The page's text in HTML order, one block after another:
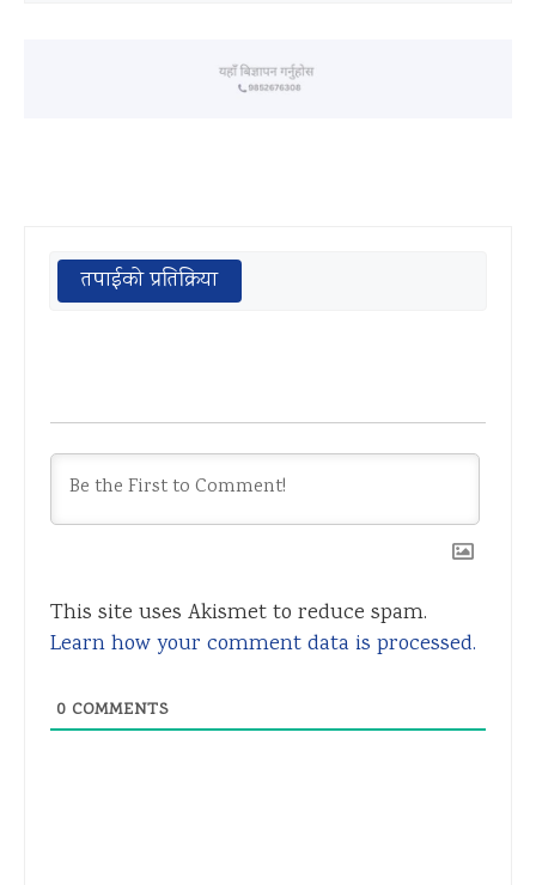
तपाईको प्रतिक्रिया
This site uses Akismet to reduce spam.
Learn how your comment data is processed.
0 COMMENTS